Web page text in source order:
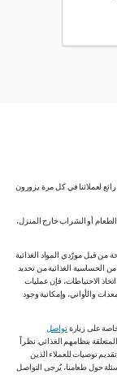
لعملائنا في كل مرة يزورون
الطعام أو الشراب خارج المنزل،
من قبل مورّدي المواد الغذائية
من الحساسية الغذائية من تحديد
الاحتياطات، فإن عمليات
والأواني، وإمكانية وجود
خاصة على زيارةتواصل
بنظامهم الغذائي. نظراً
توصيات للعملاء الذين
حول طعامنا، يُرجى التواصل